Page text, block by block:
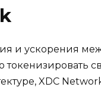
и ускорения
XDC